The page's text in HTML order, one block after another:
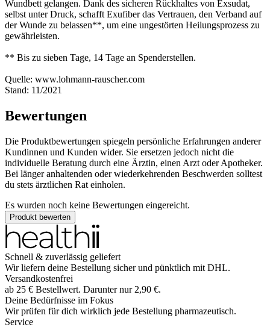
Wundbett gelangen. Dank des sicheren Rückhaltes von Exsudat,
selbst unter Druck, schafft Exufiber das Vertrauen, den Verband auf
der Wunde zu belassen**, um eine ungestörten Heilungsprozess zu
gewährleisten.
** Bis zu sieben Tage, 14 Tage an Spenderstellen.
Quelle: www.lohmann-rauscher.com
Stand: 11/2021
Bewertungen
Die Produktbewertungen spiegeln persönliche Erfahrungen anderer
Kundinnen und Kunden wider. Sie ersetzen jedoch nicht die
individuelle Beratung durch eine Ärztin, einen Arzt oder Apotheker.
Bei länger anhaltenden oder wiederkehrenden Beschwerden solltest
du stets ärztlichen Rat einholen.
Es wurden noch keine Bewertungen eingereicht.
Produkt bewerten
Schnell & zuverlässig geliefert
Wir liefern deine Bestellung sicher und pünktlich mit DHL.
Versandkostenfrei
ab 25 € Bestellwert. Darunter nur 2,90 €.
Deine Bedürfnisse im Fokus
Wir prüfen für dich wirklich jede Bestellung pharmazeutisch.
Service